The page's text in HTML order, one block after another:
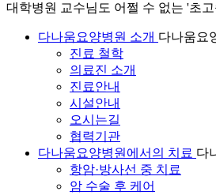
대학병원 교수님도 어쩔 수 없는 '초
다나움요양병원 소개 다나움요
진료 철학
의료진 소개
진료안내
시설안내
오시는길
협력기관
다나움요양병원에서의 치료 다
항암·방사선 중 치료
암 수술 후 케어